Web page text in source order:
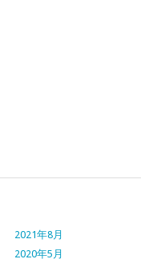
2021年8月
2020年5月